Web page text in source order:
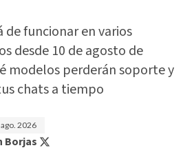
de funcionar en varios
desde 10 de agosto de
modelos perderán soporte y
chats a tiempo
2026
Borjas